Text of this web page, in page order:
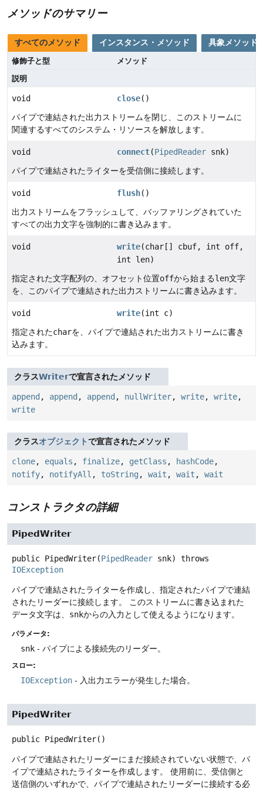
メソッドのサマリー
すべてのメソッド インスタンス・メソッド 具象メソッド
修飾子と型
メソッド
説明
void close()
パイプで連結された出力ストリームを閉じ、このストリームに
関連するすべてのシステム・リソースを解放します。
void connect(PipedReader snk)
パイプで連結されたライターを受信側に接続します。
void flush()
出力ストリームをフラッシュして、バッファリングされていた
すべての出力文字を強制的に書き込みます。
void write(char[] cbuf, int off,
int len)
指定された文字配列の、オフセット位置offから始まるlen文字
を、このパイプで連結された出力ストリームに書き込みます。
void write(int c)
指定されたcharを、パイプで連結された出力ストリームに書き
込みます。
クラスWriterで宣言されたメソッド
append , append , append , nullWriter, write, write,
write
クラスオブジェクトで宣言されたメソッド
clone, equals , finalize, getClass , hashCode,
notify, notifyAll , toString , wait , wait , wait
コンストラクタの詳細
PipedWriter
public PipedWriter(PipedReader snk)
throws
IOException
パイプで連結されたライターを作成し、指定されたパイプで連結
されたリーダーに接続します。
このストリームに書き込まれた
データ文字は、 snkからの入力として使えるようになります。
パラメータ:
snk - パイプによる接続先のリーダー。
スロー:
IOException - 入出力エラーが発生した場合。
PipedWriter
public PipedWriter()
パイプで連結されたリーダーにまだ接続されていない状態で、パ
イプで連結されたライターを作成します。
使用前に、受信側と
送信側のいずれかで、パイプで連結されたリーダーに接続する必